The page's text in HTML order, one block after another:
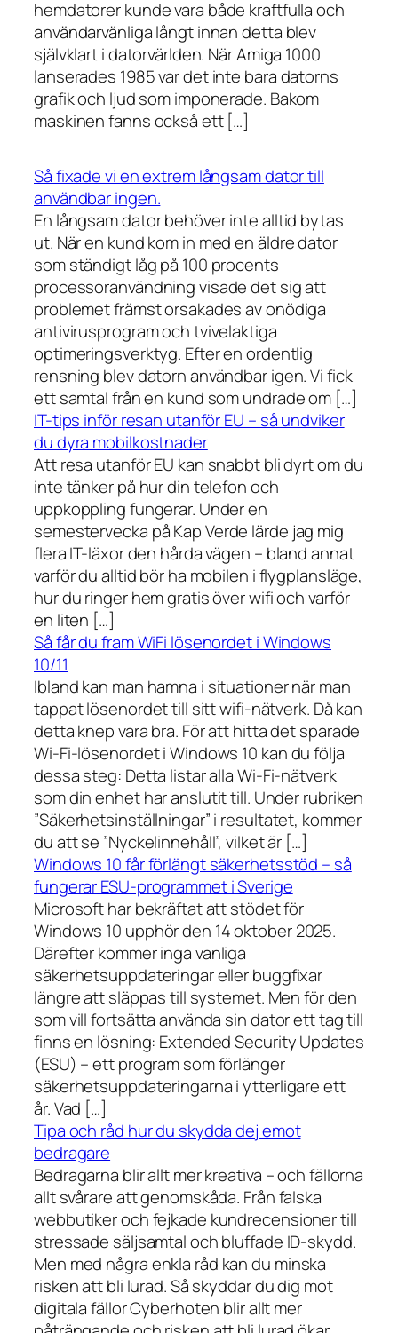
hemdatorer kunde vara både kraftfulla och
användarvänliga långt innan detta blev
självklart i datorvärlden. När Amiga 1000
lanserades 1985 var det inte bara datorns
grafik och ljud som imponerade. Bakom
maskinen fanns också ett […]
Så fixade vi en extrem långsam dator till
användbar ingen.
En långsam dator behöver inte alltid bytas
ut. När en kund kom in med en äldre dator
som ständigt låg på 100 procents
processoranvändning visade det sig att
problemet främst orsakades av onödiga
antivirusprogram och tvivelaktiga
optimeringsverktyg. Efter en ordentlig
rensning blev datorn användbar igen. Vi fick
ett samtal från en kund som undrade om […]
IT-tips inför resan utanför EU – så undviker
du dyra mobilkostnader
Att resa utanför EU kan snabbt bli dyrt om du
inte tänker på hur din telefon och
uppkoppling fungerar. Under en
semestervecka på Kap Verde lärde jag mig
flera IT-läxor den hårda vägen – bland annat
varför du alltid bör ha mobilen i flygplansläge,
hur du ringer hem gratis över wifi och varför
en liten […]
Så får du fram WiFi lösenordet i Windows
10/11
Ibland kan man hamna i situationer när man
tappat lösenordet till sitt wifi-nätverk. Då kan
detta knep vara bra. För att hitta det sparade
Wi-Fi-lösenordet i Windows 10 kan du följa
dessa steg: Detta listar alla Wi-Fi-nätverk
som din enhet har anslutit till. Under rubriken
”Säkerhetsinställningar” i resultatet, kommer
du att se ”Nyckelinnehåll”, vilket är […]
Windows 10 får förlängt säkerhetsstöd – så
fungerar ESU-programmet i Sverige
Microsoft har bekräftat att stödet för
Windows 10 upphör den 14 oktober 2025.
Därefter kommer inga vanliga
säkerhetsuppdateringar eller buggfixar
längre att släppas till systemet. Men för den
som vill fortsätta använda sin dator ett tag till
finns en lösning: Extended Security Updates
(ESU) – ett program som förlänger
säkerhetsuppdateringarna i ytterligare ett
år. Vad […]
Tipa och råd hur du skydda dej emot
bedragare
Bedragarna blir allt mer kreativa – och fällorna
allt svårare att genomskåda. Från falska
webbutiker och fejkade kundrecensioner till
stressade säljsamtal och bluffade ID-skydd.
Men med några enkla råd kan du minska
risken att bli lurad. Så skyddar du dig mot
digitala fällor Cyberhoten blir allt mer